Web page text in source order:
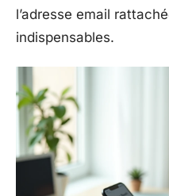
l’adresse email
indispensables.